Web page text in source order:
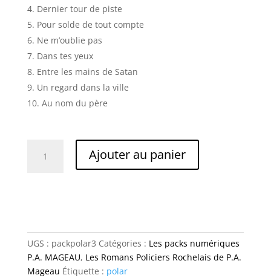
Dernier tour de piste
Pour solde de tout compte
Ne m’oublie pas
Dans tes yeux
Entre les mains de Satan
Un regard dans la ville
Au nom du père
Ajouter au panier
UGS : packpolar3 Catégories : Les packs numériques
P.A. MAGEAU, Les Romans Policiers Rochelais de P.A.
Mageau Étiquette : polar